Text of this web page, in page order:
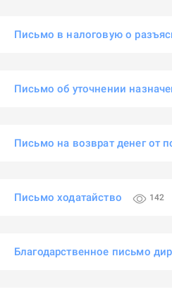
Письмо в налоговую о
Письмо об уточнении
Письмо на возврат денег от
Письмо ходатайство 142
Благодарственное письмо